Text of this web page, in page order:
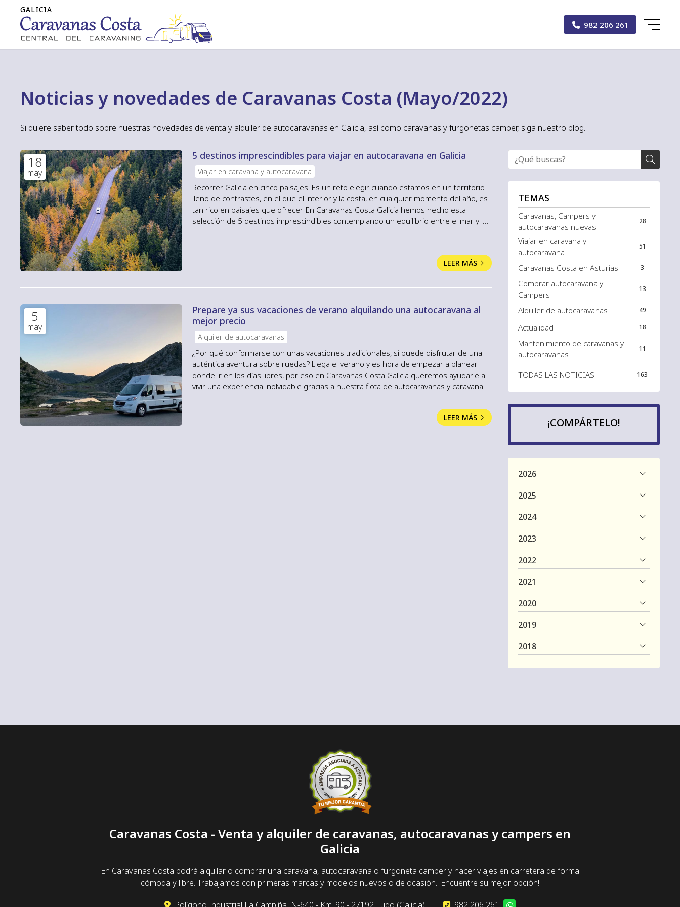
982 206 261
Noticias y novedades de Caravanas Costa (Mayo/2022)
Si quiere saber todo sobre nuestras novedades de venta y alquiler de autocaravanas en Galicia, así como caravanas y furgonetas camper, siga nuestro blog.
TEMAS
TODAS LAS NOTICIAS 163
Caravanas, Campers y
autocaravanas nuevas
28
Viajar en caravana y
autocaravana
51
Caravanas Costa en Asturias 3
Comprar autocaravana y
Campers
13
Alquiler de autocaravanas 49
Actualidad 18
Mantenimiento de caravanas y
autocaravanas
11
18
may
5 destinos imprescindibles para viajar en autocaravana en Galicia
Viajar en caravana y autocaravana
Recorrer Galicia en cinco paisajes. Es un reto elegir cuando estamos en un territorio
lleno de contrastes, en el que el interior y la costa, en cualquier momento del año, es
tan rico en paisajes que ofrecer. En Caravanas Costa Galicia hemos hecho esta
selección de 5 destinos imprescindibles contemplando un equilibrio entre el mar y la
LEER MÁS
5
may
Prepare ya sus vacaciones de verano alquilando una autocaravana al
mejor precio
Alquiler de autocaravanas
¿Por qué conformarse con unas vacaciones tradicionales, si puede disfrutar de una
auténtica aventura sobre ruedas? Llega el verano y es hora de empezar a planear
donde ir en los días libres, por eso en Caravanas Costa Galicia queremos ayudarle a
vivir una experiencia inolvidable gracias a nuestra flota de autocaravanas y caravanas
altamente cualificados con muchos años de experiencia en el sector de la venta y
LEER MÁS ¡COMPÁRTELO!
2026
2025
2024
2023
2022
2021
2020
2019
2018
Caravanas Costa - Venta y alquiler de caravanas, autocaravanas y campers en
Galicia
En Caravanas Costa podrá alquilar o comprar una caravana, autocaravana o furgoneta camper y hacer viajes en carretera de forma
cómoda y libre. Trabajamos con primeras marcas y modelos nuevos o de ocasión. ¡Encuentre su mejor opción!